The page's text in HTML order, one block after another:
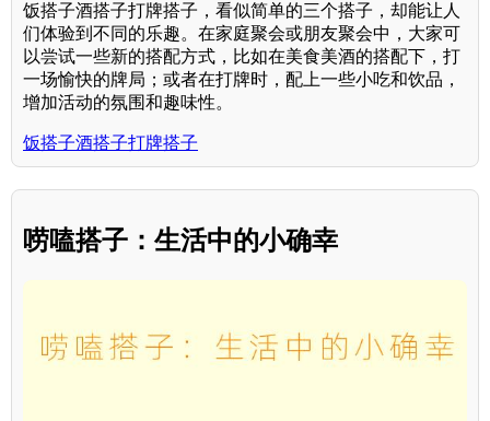
饭搭子酒搭子打牌搭子，看似简单的三个搭子，却能让人
们体验到不同的乐趣。在家庭聚会或朋友聚会中，大家可
以尝试一些新的搭配方式，比如在美食美酒的搭配下，打
一场愉快的牌局；或者在打牌时，配上一些小吃和饮品，
增加活动的氛围和趣味性。
饭搭子酒搭子打牌搭子
唠嗑搭子：生活中的小确幸